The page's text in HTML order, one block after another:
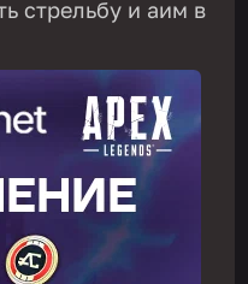
стрельбу и аим в